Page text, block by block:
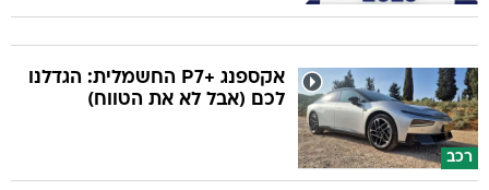
רכב
אקספנג +P7 החשמלית: הגדלנו
לכם (אבל לא את הטווח)